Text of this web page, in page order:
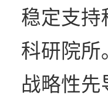
稳定支持
科研院所
战略性先